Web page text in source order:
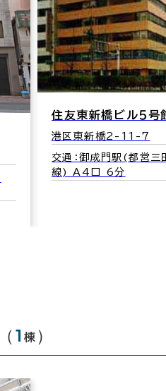
住友東新橋ビル５号
港区東新橋2-11-7
交通：御成門駅(都営三
線) A4口 6分
（1 棟 ）